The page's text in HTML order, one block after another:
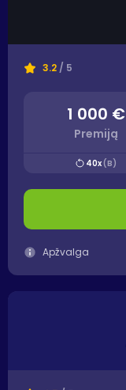
3.2 / 5
1 000 €
Premiją
40x(B)
Apžvalga